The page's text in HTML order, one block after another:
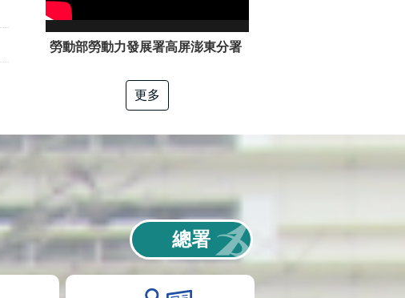
勞動部勞動力發展署高屏澎東分署「電工冷凍」職類介紹
更多
總署